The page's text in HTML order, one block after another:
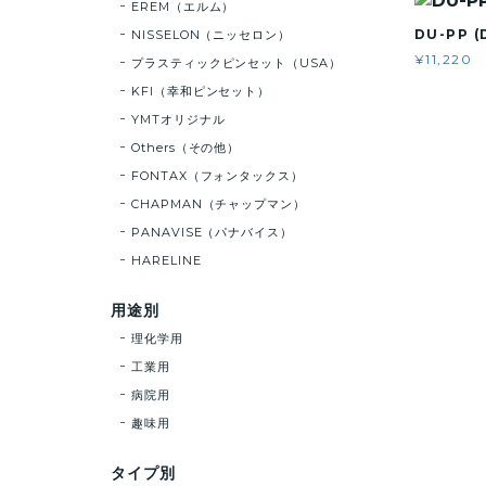
DU-PP
¥11,220
EREM（エルム）
NISSELON（ニッセロン）
プラスティックピンセット（USA）
KFI（幸和ピンセット）
YMTオリジナル
Others（その他）
FONTAX（フォンタックス）
CHAPMAN（チャップマン）
PANAVISE（パナバイス）
HARELINE
用途別
理化学用
工業用
病院用
趣味用
タイプ別